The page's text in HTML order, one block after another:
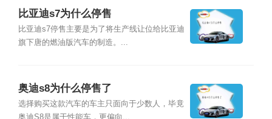
比亚迪s7为什么停售
比亚迪s7停售主要是为了将生产线让位给比亚迪
旗下唐的燃油版汽车的制造。...
奥迪s8为什么停售了
选择购买这款汽车的车主只面向于少数人，毕竟
奥迪S8是属于性能车，更偏向...